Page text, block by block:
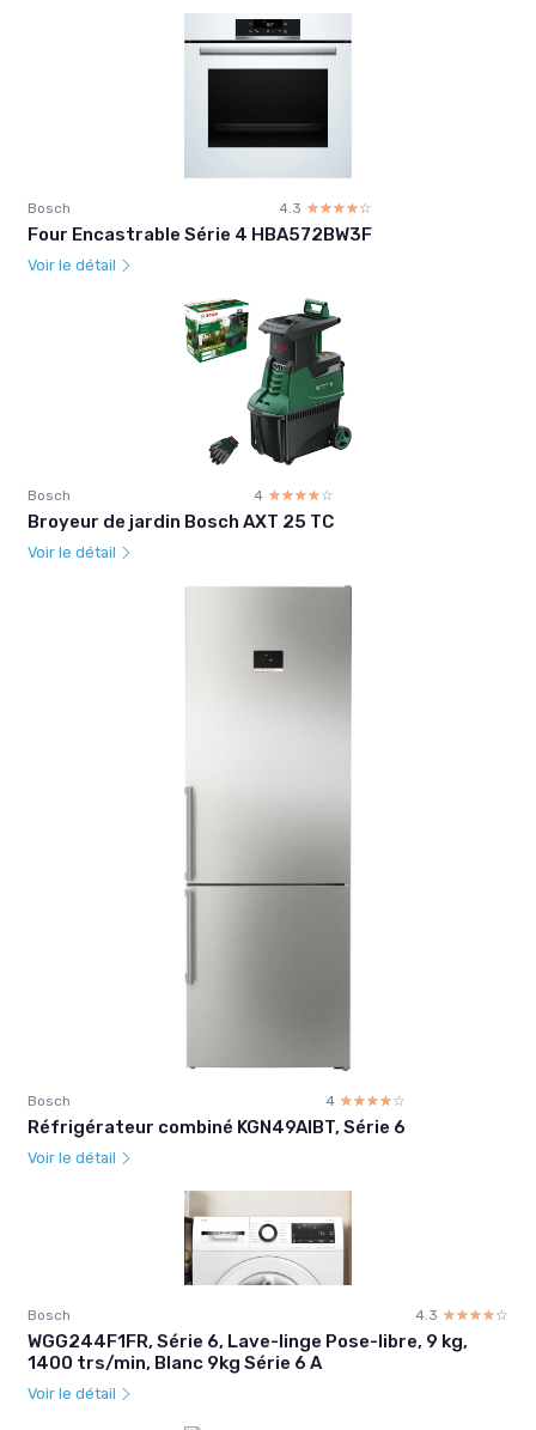
Bosch 4.3 ☆☆☆☆☆
★★★★★
Four Encastrable Série 4 HBA572BW3F
Voir le détail
Bosch 4 ☆☆☆☆☆
★★★★★
Broyeur de jardin Bosch AXT 25 TC
Voir le détail
Bosch 4 ☆☆☆☆☆
★★★★★
Réfrigérateur combiné KGN49AIBT, Série 6
Voir le détail
Bosch 4.3 ☆☆☆☆☆
★★★★★
WGG244F1FR, Série 6, Lave-linge Pose-libre, 9 kg,
1400 trs/min, Blanc 9kg Série 6 A
Voir le détail